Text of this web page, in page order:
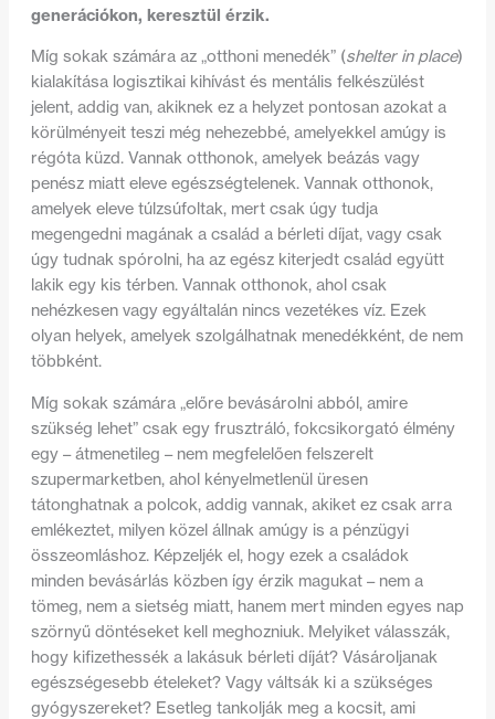
generációkon, keresztül érzik.
Míg sokak számára az „otthoni menedék” (shelter in place)
kialakítása logisztikai kihívást és mentális felkészülést
jelent, addig van, akiknek ez a helyzet pontosan azokat a
körülményeit teszi még nehezebbé, amelyekkel amúgy is
régóta küzd. Vannak otthonok, amelyek beázás vagy
penész miatt eleve egészségtelenek. Vannak otthonok,
amelyek eleve túlzsúfoltak, mert csak úgy tudja
megengedni magának a család a bérleti díjat, vagy csak
úgy tudnak spórolni, ha az egész kiterjedt család együtt
lakik egy kis térben. Vannak otthonok, ahol csak
nehézkesen vagy egyáltalán nincs vezetékes víz. Ezek
olyan helyek, amelyek szolgálhatnak menedékként, de nem
többként.
Míg sokak számára „előre bevásárolni abból, amire
szükség lehet” csak egy frusztráló, fokcsikorgató élmény
egy – átmenetileg – nem megfelelően felszerelt
szupermarketben, ahol kényelmetlenül üresen
tátonghatnak a polcok, addig vannak, akiket ez csak arra
emlékeztet, milyen közel állnak amúgy is a pénzügyi
összeomláshoz. Képzeljék el, hogy ezek a családok
minden bevásárlás közben így érzik magukat – nem a
tömeg, nem a sietség miatt, hanem mert minden egyes nap
szörnyű döntéseket kell meghozniuk. Melyiket válasszák,
hogy kifizethessék a lakásuk bérleti díját? Vásároljanak
egészségesebb ételeket? Vagy váltsák ki a szükséges
gyógyszereket? Esetleg tankolják meg a kocsit, ami